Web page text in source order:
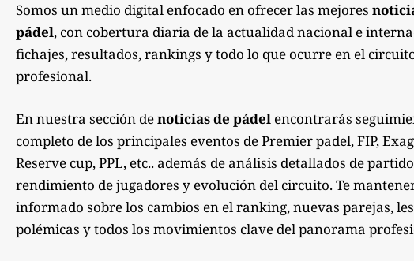
Somos un medio digital enfocado en ofrecer las mejores
pádel, con cobertura diaria de la actualidad nacional e
fichajes, resultados, rankings y todo lo que ocurre en el
profesional.
En nuestra sección denoticias de pádel encontrarás
completo de los principales eventos de Premier padel, FIP,
Reserve cup, PPL, etc.. además de análisis detallados de
rendimiento de jugadores y evolución del circuito. Te
informado sobre los cambios en el ranking, nuevas parejas,
polémicas y todos los movimientos clave del panorama